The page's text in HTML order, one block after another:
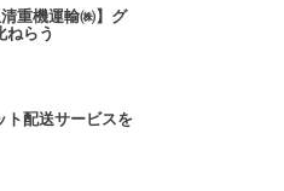
重機運輸㈱】グ
ねらう
ト配送サービスを